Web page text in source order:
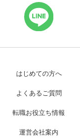
はじめての方へ
よくあるご質問
転職お役立ち情報
運営会社案内